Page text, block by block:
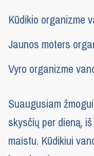
Kūdikio organizme
Jaunos moters
Vyro organizme
Suaugusiam
skysčių per dieną,
maistu. Kūdikiui